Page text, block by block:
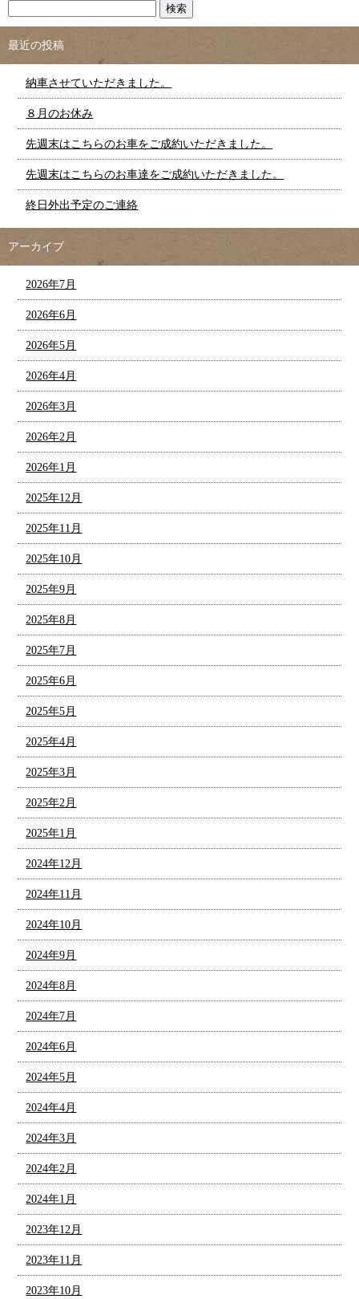
最近の投稿
納車させていただきました。
８月のお休み
先週末はこちらのお車をご成約いただきました。
先週末はこちらのお車達をご成約いただきました。
終日外出予定のご連絡
アーカイブ
2026年7月
2026年6月
2026年5月
2026年4月
2026年3月
2026年2月
2026年1月
2025年12月
2025年11月
2025年10月
2025年9月
2025年8月
2025年7月
2025年6月
2025年5月
2025年4月
2025年3月
2025年2月
2025年1月
2024年12月
2024年11月
2024年10月
2024年9月
2024年8月
2024年7月
2024年6月
2024年5月
2024年4月
2024年3月
2024年2月
2024年1月
2023年12月
2023年11月
2023年10月